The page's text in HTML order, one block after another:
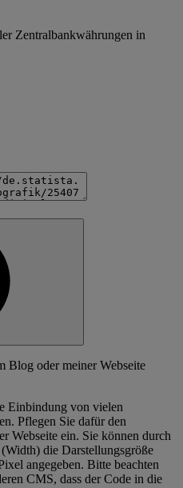
Zentralbankwährungen in
Blog oder meiner Webseite
Einbindung von vielen
Pflegen Sie dafür den
Webseite ein. Sie können durch
die Darstellungsgröße
angegeben. Bitte beachten
CMS, dass der Code in die